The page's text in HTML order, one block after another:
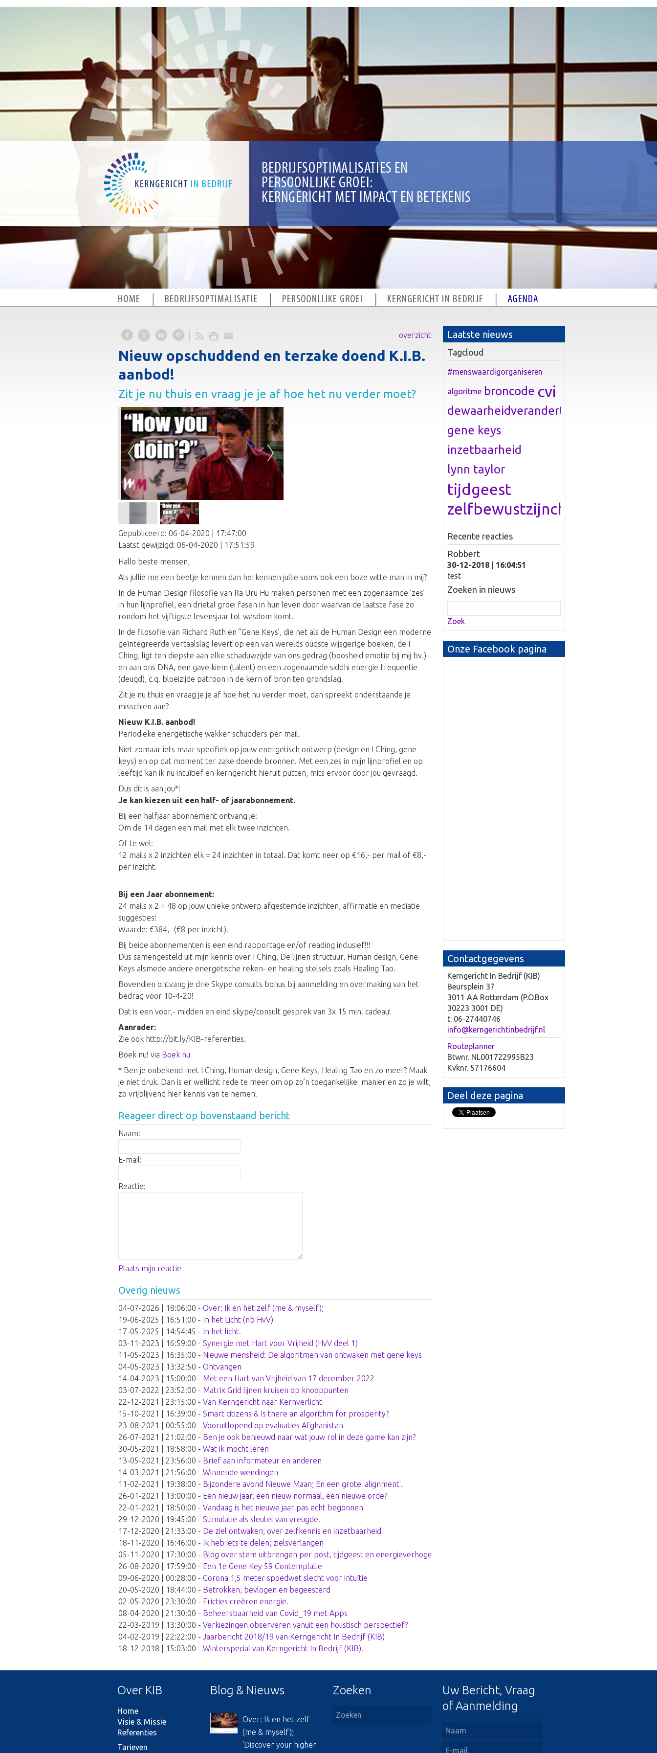
overzicht
Nieuw opschuddend en terzake doend K.I.B.
aanbod!
Zit je nu thuis en vraag je je af hoe het nu verder moet?
Gepubliceerd: 06-04-2020 | 17:47:00
Laatst gewijzigd: 06-04-2020 | 17:51:59
Hallo beste mensen,
Als jullie me een beetje kennen dan herkennen jullie soms ook een boze witte man in mij?
In de Human Design filosofie van Ra Uru Hu maken personen met een zogenaamde ’zes’
in hun lijnprofiel, een drietal groei fasen in hun leven door waarvan de laatste fase zo
rondom het vijftigste levensjaar tot wasdom komt.
In de filosofie van Richard Ruth en ”Gene Keys’, die net als de Human Design een moderne
geïntegreerde vertaalslag levert op een van werelds oudste wijsgerige boeken, de I
Ching, ligt ten diepste aan elke schaduwzijde van ons gedrag (boosheid emotie bij mij bv.)
en aan ons DNA, een gave kiem (talent) en een zogenaamde siddhi energie frequentie
(deugd), c.q. bloeizijde patroon in de kern of bron ten grondslag.
Zit je nu thuis en vraag je je af hoe het nu verder moet, dan spreekt onderstaande je
misschien aan?
Nieuw K.I.B. aanbod!
Periodieke energetische wakker schudders per mail.
Niet zomaar iets maar specifiek op jouw energetisch ontwerp (design en I Ching, gene
keys) en op dat moment ter zake doende bronnen. Met een zes in mijn lijnprofiel en op
leeftijd kan ik nu intuïtief en kerngericht hieruit putten, mits ervoor door jou gevraagd.
Dus dit is aan jou*!
Je kan kiezen uit een half- of jaarabonnement.
Bij een halfjaar abonnement ontvang je:
Om de 14 dagen een mail met elk twee inzichten.
Of te wel:
12 mails x 2 inzichten elk = 24 inzichten in totaal. Dat komt neer op €16,- per mail of €8,-
per inzicht.
Bij een Jaar abonnement:
24 mails x 2 = 48 op jouw unieke ontwerp afgestemde inzichten, affirmatie en mediatie
suggesties!
Waarde: €384,- (€8 per inzicht).
Bij beide abonnementen is een eind rapportage en/of reading inclusief!!!
Dus samengesteld uit mijn kennis over I Ching, De lijnen structuur, Human design, Gene
Keys alsmede andere energetische reken- en healing stelsels zoals Healing Tao.
Bovendien ontvang je drie Skype consults bonus bij aanmelding en overmaking van het
bedrag voor 10-4-20!
Dat is een voor,- midden en eind skype/consult gesprek van 3x 15 min. cadeau!
Aanrader:
Zie ook http://bit.ly/KIB-referenties.
Boek nu! via Boek nu
* Ben je onbekend met I Ching, Human design, Gene Keys, Healing Tao en zo meer? Maak
je niet druk. Dan is er wellicht rede te meer om op zo’n toegankelijke manier en zo je wilt,
zo vrijblijvend hier kennis van te nemen.
Reageer direct op bovenstaand bericht
Naam:
E-mail:
Reactie:
Plaats mijn reactie
Overig nieuws
04-07-2026 | 18:06:00 - Over: Ik en het zelf (me & myself);
19-06-2025 | 16:51:00 - In het Licht (nb HvV)
17-05-2025 | 14:54:45 - In het licht.
03-11-2023 | 16:59:00 - Synergie met Hart voor Vrijheid (HvV deel 1)
11-05-2023 | 16:35:00 - Nieuwe mensheid: De algoritmen van ontwaken met gene keys
04-05-2023 | 13:32:50 - Ontvangen
14-04-2023 | 15:00:00 - Met een Hart van Vrijheid van 17 december 2022
03-07-2022 | 23:52:00 - Matrix Grid lijnen kruisen op knooppunten
22-12-2021 | 23:15:00 - Van Kerngericht naar Kernverlicht
15-10-2021 | 16:39:00 - Smart citizens & Is there an algorithm for prosperity?
23-08-2021 | 00:55:00 - Vooruitlopend op evaluaties Afghanistan
26-07-2021 | 21:02:00 - Ben je ook benieuwd naar wat jouw rol in deze game kan zijn?
30-05-2021 | 18:58:00 - Wat ik mocht leren
13-05-2021 | 23:56:00 - Brief aan informateur en anderen
14-03-2021 | 21:56:00 - Winnende wendingen
11-02-2021 | 19:38:00 - Bijzondere avond Nieuwe Maan; En een grote 'alignment'.
26-01-2021 | 13:00:00 - Een nieuw jaar, een nieuw normaal, een nieuwe orde?
22-01-2021 | 18:50:00 - Vandaag is het nieuwe jaar pas echt begonnen
29-12-2020 | 19:45:00 - Stimulatie als sleutel van vreugde.
17-12-2020 | 21:33:00 - De ziel ontwaken; over zelfkennis en inzetbaarheid
18-11-2020 | 16:46:00 - Ik heb iets te delen; zielsverlangen
05-11-2020 | 17:30:00 - Blog over stem uitbrengen per post, tijdgeest en energieverhogen
26-08-2020 | 17:59:00 - Een 1e Gene Key 59 Contemplatie
09-06-2020 | 00:28:00 - Corona 1,5 meter spoedwet slecht voor intuïtie
20-05-2020 | 18:44:00 - Betrokken, bevlogen en begeesterd
02-05-2020 | 23:30:00 - Fricties creëren energie.
08-04-2020 | 21:30:00 - Beheersbaarheid van Covid_19 met Apps
22-03-2019 | 13:30:00 - Verkiezingen observeren vanuit een holistisch perspectief?
04-02-2019 | 22:22:00 - Jaarbericht 2018/19 van Kerngericht In Bedrijf (KIB)
18-12-2018 | 15:03:00 - Winterspecial van Kerngericht In Bedrijf (KIB).
Laatste nieuws
Tagcloud
#menswaardigorganiseren
algoritme broncode cvi
dewaarheidverandert
gene keys
inzetbaarheid
lynn taylor
tijdgeest
zelfbewustzijncheckup
Recente reacties
Robbert
30-12-2018 | 16:04:51
test
Zoeken in nieuws
Zoek
Onze Facebook pagina
Contactgegevens
Kerngericht In Bedrijf (KIB)
Beursplein 37
3011 AA Rotterdam (P.O.Box
30223 3001 DE)
t: 06-27440746
info@kerngerichtinbedrijf.nl
Routeplanner
Btwnr. NL001722995B23
Kvknr. 57176604
Deel deze pagina
Over KIB
Home
Visie & Missie
Referenties
Tarieven
Blog & Nieuws
Over: Ik en het zelf
(me & myself);
'Discover your higher
Zoeken
Uw Bericht, Vraag
of Aanmelding